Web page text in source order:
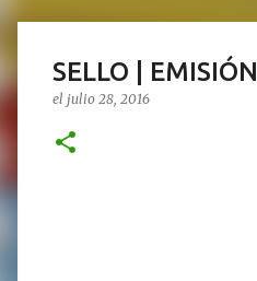
SELLO |
el julio 28, 2016